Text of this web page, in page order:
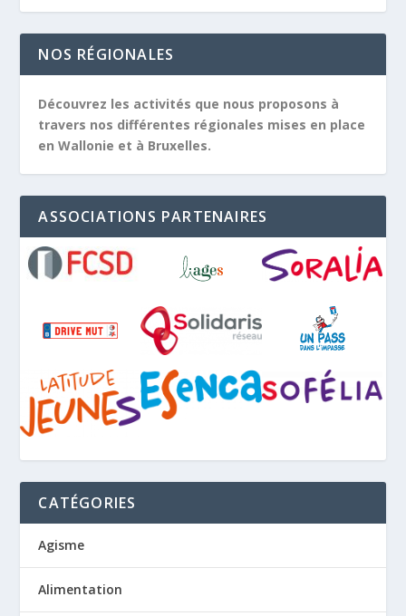
NOS RÉGIONALES
Découvrez les activités que nous proposons à
travers nos différentes régionales mises en place
en Wallonie et à Bruxelles.
ASSOCIATIONS PARTENAIRES
CATÉGORIES
Agisme
Alimentation